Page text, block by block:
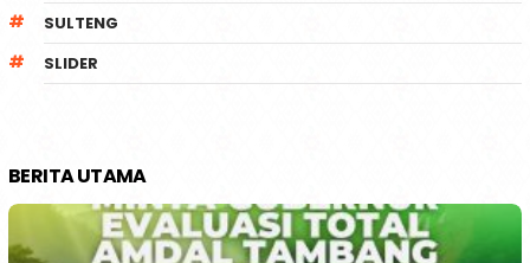
SULTENG
SLIDER
BERITA UTAMA